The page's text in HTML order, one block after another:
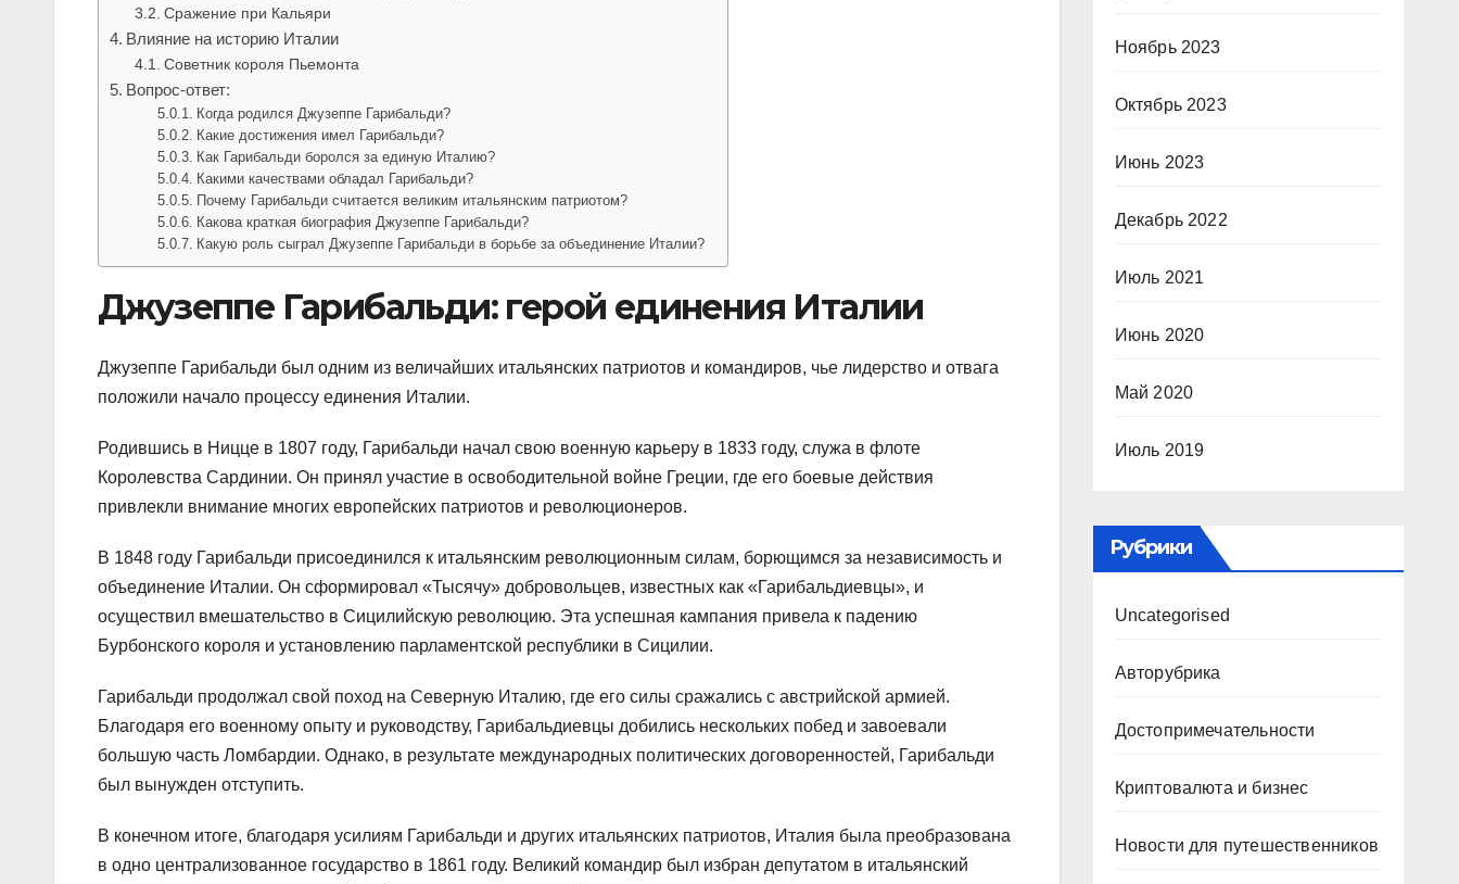
Сражение при Кальяри
Влияние на историю Италии
Советник короля Пьемонта
Вопрос-ответ:
Когда родился Джузеппе Гарибальди?
Какие достижения имел Гарибальди?
Как Гарибальди боролся за единую Италию?
Какими качествами обладал Гарибальди?
Почему Гарибальди считается великим итальянским патриотом?
Какова краткая биография Джузеппе Гарибальди?
Какую роль сыграл Джузеппе Гарибальди в борьбе за объединение Италии?
Джузеппе Гарибальди: герой единения Италии
Джузеппе Гарибальди был одним из величайших итальянских патриотов и командиров, чье лидерство и отвага
положили начало процессу единения Италии.
Родившись в Ницце в 1807 году, Гарибальди начал свою военную карьеру в 1833 году, служа в флоте
Королевства Сардинии. Он принял участие в освободительной войне Греции, где его боевые действия
привлекли внимание многих европейских патриотов и революционеров.
В 1848 году Гарибальди присоединился к итальянским революционным силам, борющимся за независимость и
объединение Италии. Он сформировал «Тысячу» добровольцев, известных как «Гарибальдиевцы», и
осуществил вмешательство в Сицилийскую революцию. Эта успешная кампания привела к падению
Бурбонского короля и установлению парламентской республики в Сицилии.
Гарибальди продолжал свой поход на Северную Италию, где его силы сражались с австрийской армией.
Благодаря его военному опыту и руководству, Гарибальдиевцы добились нескольких побед и завоевали
большую часть Ломбардии. Однако, в результате международных политических договоренностей, Гарибальди
был вынужден отступить.
В конечном итоге, благодаря усилиям Гарибальди и других итальянских патриотов, Италия была преобразована
в одно централизованное государство в 1861 году. Великий командир был избран депутатом в итальянский
Ноябрь 2023
Октябрь 2023
Июнь 2023
Декабрь 2022
Июль 2021
Июнь 2020
Май 2020
Июль 2019
Рубрики
Uncategorised
Авторубрика
Достопримечательности
Криптовалюта и бизнес
Новости для путешественников